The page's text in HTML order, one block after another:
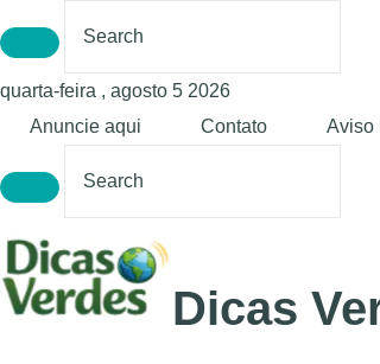
quarta-feira , agosto 5 2026
Anuncie aqui
Contato Aviso
Dicas